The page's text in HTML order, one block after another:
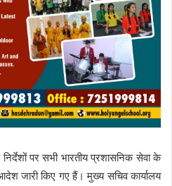
पर सभी भारतीय प्रशासनिक सेवा के
जारी किए गए हैं। मुख्य सचिव कार्यालय